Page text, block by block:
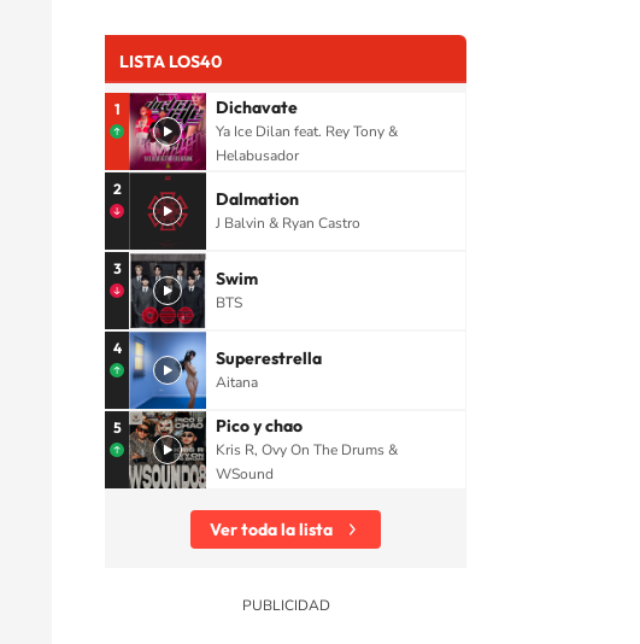
LISTA LOS40
1 Dichavate
Ya Ice Dilan feat. Rey Tony &
Helabusador
2 Dalmation
J Balvin & Ryan Castro
3 Swim
BTS
4 Superestrella
Aitana
5 Pico y chao
Kris R, Ovy On The Drums &
WSound
Ver toda la lista